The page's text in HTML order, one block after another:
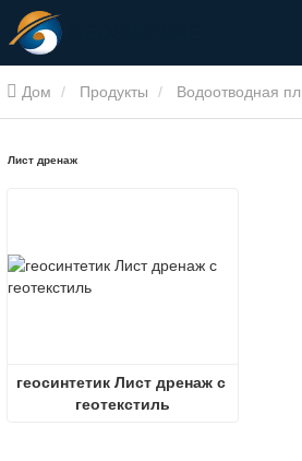
Дом Продукты Водоотводная
Лист дренаж
геосинтетик Лист дренаж с
геотекстиль